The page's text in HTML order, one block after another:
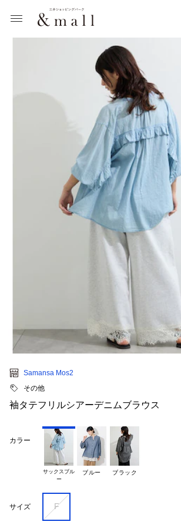
Samansa Mos2
その他
袖タテフリルシアーデニムブラウス
カラー
サックスブル
ー
ブルー ブラック
サイズ F